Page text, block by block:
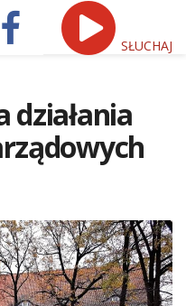
SŁUCHAJ
działania